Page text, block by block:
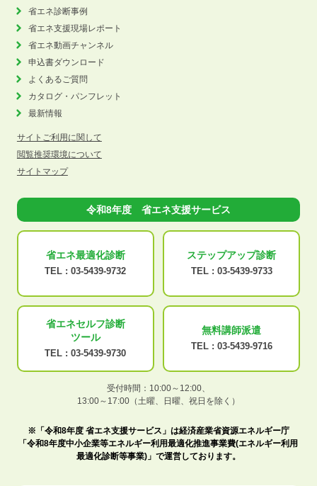
省エネ診断事例
省エネ支援現場レポート
省エネ動画チャンネル
申込書ダウンロード
よくあるご質問
カタログ・パンフレット
最新情報
サイトご利用に関して
閲覧推奨環境について
サイトマップ
令和8年度 省エネ支援サービス
省エネ最適化診断
TEL : 03-5439-9732
ステップアップ診断
TEL : 03-5439-9733
省エネセルフ診断
ツール
TEL : 03-5439-9730
無料講師派遣
TEL : 03-5439-9716
受付時間：10:00～12:00、
13:00～17:00（土曜、日曜、祝日を除く）
※「令和8年度 省エネ支援サービス」は経済産業省資源エネルギー庁
「令和8年度中小企業等エネルギー利用最適化推進事業費(エネルギー利用
最適化診断等事業)」で運営しております。